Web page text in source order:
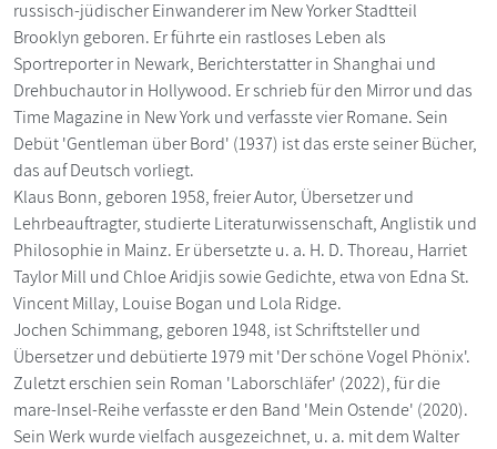
russisch-jüdischer Einwanderer im New Yorker Stadtteil
Brooklyn geboren. Er führte ein rastloses Leben als
Sportreporter in Newark, Berichterstatter in Shanghai und
Drehbuchautor in Hollywood. Er schrieb für den Mirror und das
Time Magazine in New York und verfasste vier Romane. Sein
Debüt 'Gentleman über Bord' (1937) ist das erste seiner Bücher,
das auf Deutsch vorliegt.
Klaus Bonn, geboren 1958, freier Autor, Übersetzer und
Lehrbeauftragter, studierte Literaturwissenschaft, Anglistik und
Philosophie in Mainz. Er übersetzte u. a. H. D. Thoreau, Harriet
Taylor Mill und Chloe Aridjis sowie Gedichte, etwa von Edna St.
Vincent Millay, Louise Bogan und Lola Ridge.
Jochen Schimmang, geboren 1948, ist Schriftsteller und
Übersetzer und debütierte 1979 mit 'Der schöne Vogel Phönix'.
Zuletzt erschien sein Roman 'Laborschläfer' (2022), für die
mare-Insel-Reihe verfasste er den Band 'Mein Ostende' (2020).
Sein Werk wurde vielfach ausgezeichnet, u. a. mit dem Walter